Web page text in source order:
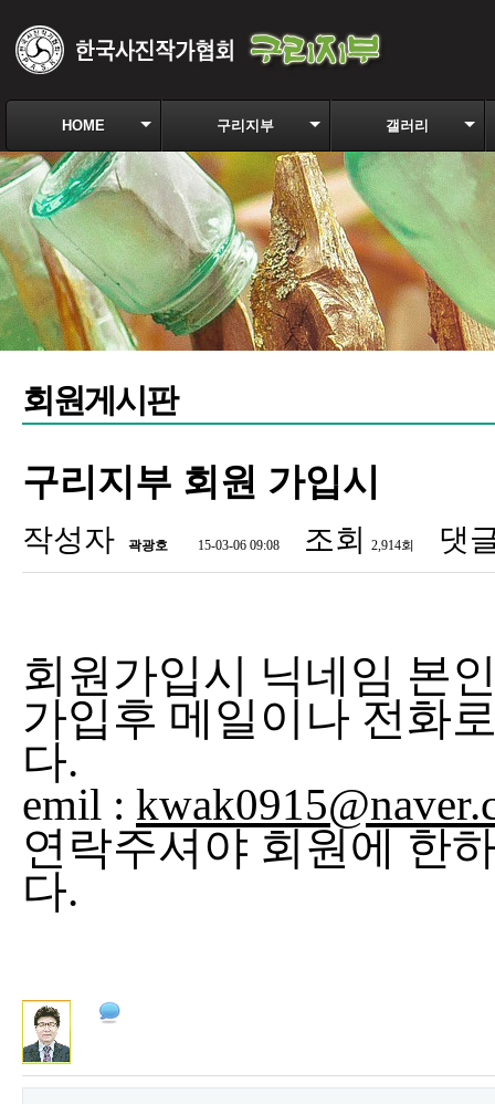
HOME 구리지부 갤러리
회원게시판
구리지부 회원 가입시
작성자 곽광호 15-03-06 09:08 조회 2,914회 댓
회원가입시 닉네임 본
가입후 메일이나 전화
다.
emil :
연락주셔야 회원에 한
다.